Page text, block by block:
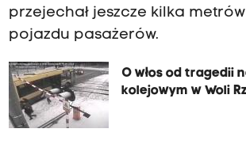
przejechał jeszcze kilka metrów
pojazdu pasażerów.
O włos od tragedii
kolejowym w Woli